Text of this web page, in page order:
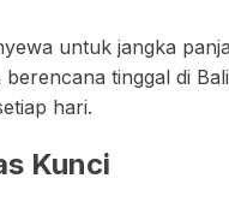
untuk jangka
tinggal di
hari.
Kunci